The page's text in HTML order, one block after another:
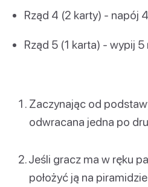
Rząd 4 (2 karty) - napój
Rząd 5 (1 karta) - wypij 5
Zaczynając od
odwracana jedna po
Jeśli gracz ma w ręku
położyć ją na